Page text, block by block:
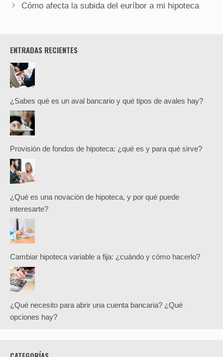
Cómo afecta la subida del euríbor a mi hipoteca
ENTRADAS RECIENTES
¿Sabes qué es un aval bancario y qué tipos de avales hay?
Provisión de fondos de hipoteca: ¿qué es y para qué sirve?
¿Qué es una novación de hipoteca, y por qué puede
interesarte?
Cambiar hipoteca variable a fija: ¿cuándo y cómo hacerlo?
¿Qué necesito para abrir una cuenta bancaria? ¿Qué
opciones hay?